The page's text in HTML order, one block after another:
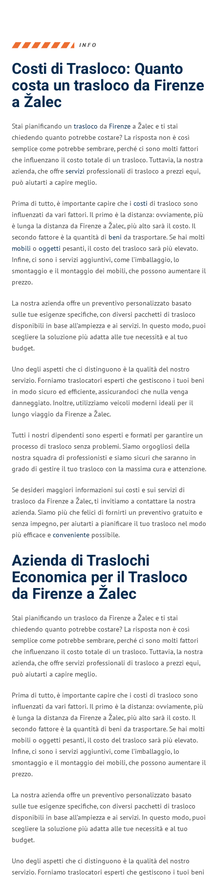
INFO
Costi di Trasloco: Quanto
costa un trasloco da Firenze
a Žalec
Stai pianificando un trasloco da Firenze a Žalec e ti stai
chiedendo quanto potrebbe costare? La risposta non è così
semplice come potrebbe sembrare, perché ci sono molti fattori
che influenzano il costo totale di un trasloco. Tuttavia, la nostra
azienda, che offre servizi professionali di trasloco a prezzi equi,
può aiutarti a capire meglio.
Prima di tutto, è importante capire che i costi di trasloco sono
influenzati da vari fattori. Il primo è la distanza: ovviamente, più
è lunga la distanza da Firenze a Žalec, più alto sarà il costo. Il
secondo fattore è la quantità di beni da trasportare. Se hai molti
mobili o oggetti pesanti, il costo del trasloco sarà più elevato.
Infine, ci sono i servizi aggiuntivi, come l’imballaggio, lo
smontaggio e il montaggio dei mobili, che possono aumentare il
prezzo.
La nostra azienda offre un preventivo personalizzato basato
sulle tue esigenze specifiche, con diversi pacchetti di trasloco
disponibili in base all’ampiezza e ai servizi. In questo modo, puoi
scegliere la soluzione più adatta alle tue necessità e al tuo
budget.
Uno degli aspetti che ci distinguono è la qualità del nostro
servizio. Forniamo traslocatori esperti che gestiscono i tuoi beni
in modo sicuro ed efficiente, assicurandoci che nulla venga
danneggiato. Inoltre, utilizziamo veicoli moderni ideali per il
lungo viaggio da Firenze a Žalec.
Tutti i nostri dipendenti sono esperti e formati per garantire un
processo di trasloco senza problemi. Siamo orgogliosi della
nostra squadra di professionisti e siamo sicuri che saranno in
grado di gestire il tuo trasloco con la massima cura e attenzione.
Se desideri maggiori informazioni sui costi e sui servizi di
trasloco da Firenze a Žalec, ti invitiamo a contattare la nostra
azienda. Siamo più che felici di fornirti un preventivo gratuito e
senza impegno, per aiutarti a pianificare il tuo trasloco nel modo
più efficace e conveniente possibile.
Azienda di Traslochi
Economica per il Trasloco
da Firenze a Žalec
Stai pianificando un trasloco da Firenze a Žalec e ti stai
chiedendo quanto potrebbe costare? La risposta non è così
semplice come potrebbe sembrare, perché ci sono molti fattori
che influenzano il costo totale di un trasloco. Tuttavia, la nostra
azienda, che offre servizi professionali di trasloco a prezzi equi,
può aiutarti a capire meglio.
Prima di tutto, è importante capire che i costi di trasloco sono
influenzati da vari fattori. Il primo è la distanza: ovviamente, più
è lunga la distanza da Firenze a Žalec, più alto sarà il costo. Il
secondo fattore è la quantità di beni da trasportare. Se hai molti
mobili o oggetti pesanti, il costo del trasloco sarà più elevato.
Infine, ci sono i servizi aggiuntivi, come l’imballaggio, lo
smontaggio e il montaggio dei mobili, che possono aumentare il
prezzo.
La nostra azienda offre un preventivo personalizzato basato
sulle tue esigenze specifiche, con diversi pacchetti di trasloco
disponibili in base all’ampiezza e ai servizi. In questo modo, puoi
scegliere la soluzione più adatta alle tue necessità e al tuo
budget.
Uno degli aspetti che ci distinguono è la qualità del nostro
servizio. Forniamo traslocatori esperti che gestiscono i tuoi beni